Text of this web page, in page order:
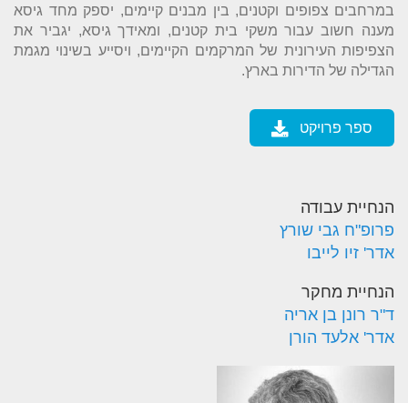
במרחבים צפופים וקטנים, בין מבנים קיימים, יספק מחד גיסא
מענה חשוב עבור משקי בית קטנים, ומאידך גיסא, יגביר את
הצפיפות העירונית של המרקמים הקיימים, ויסייע בשינוי מגמת
הגדילה של הדירות בארץ.
ספר פרויקט
הנחיית עבודה
פרופ"ח גבי שורץ
אדר' זיו לייבו
הנחיית מחקר
ד"ר רונן בן אריה
אדר' אלעד הורן